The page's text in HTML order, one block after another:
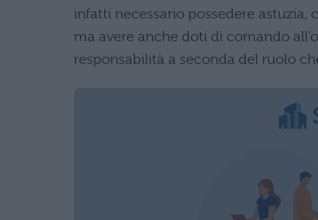
infatti necessario possedere astuzia,
ma avere anche doti di comando
responsabilità a seconda del ruolo